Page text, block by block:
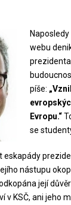
webu
píše:
Evropu.“
se
eskapády
nástupu
její
v KSČ, ani jeho